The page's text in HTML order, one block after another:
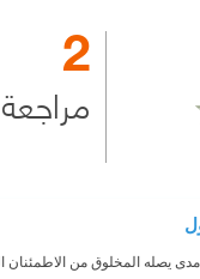
2
مراجعة
مدى يصله المخلوق من